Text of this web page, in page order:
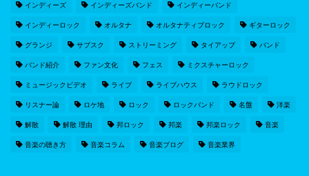
インディーズ インディーズバンド インディーバンド
インディーロック オルタナ オルタナティブロック ギターロック
グランジ サブスク ストリーミング タイアップ バンド
バンド紹介 ファン文化 フェス ミクスチャーロック
ミュージックビデオ ライブ ライブハウス ラウドロック
リスナー論 ロケ地 ロック ロックバンド 名盤 洋楽
解散 解散 理由 邦ロック 邦楽 邦楽ロック 音楽
音楽の聴き方 音楽コラム 音楽ブログ 音楽業界